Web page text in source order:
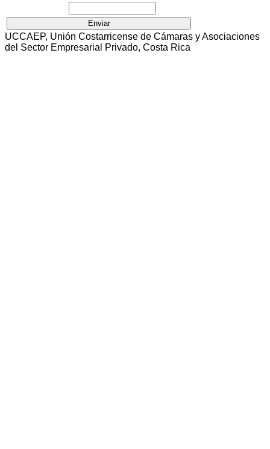
UCCAEP, Unión Costarricense de Cámaras y Asociaciones
del Sector Empresarial Privado, Costa Rica